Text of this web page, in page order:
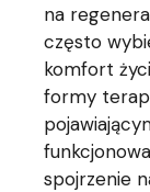
na
często
komfort
formy
spojrzenie